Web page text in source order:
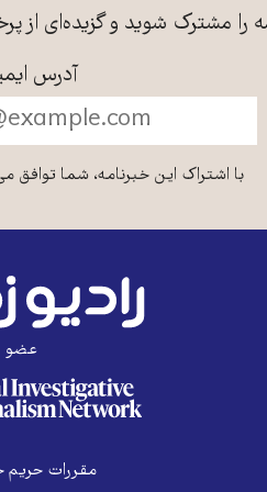
را مشترک شوید و گزیده‌ای از
آدرس
با اشتراک این خبرنامه، شما توافق
عضو
مقررات